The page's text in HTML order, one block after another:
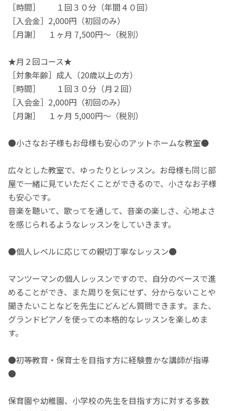
［時間］ １回３０分（年間４０回）
［入会金］2,000円（初回のみ）
［月謝］ １ヶ月 7,500円〜（税別）
★月２回コース★
［対象年齢］成人（20歳以上の方）
［時間］ １回３０分（月２回）
［入会金］2,000円（初回のみ）
［月謝］ １ヶ月 5,000円〜（税別）
●小さなお子様もお母様も安心のアットホームな教室●
広々とした教室で、ゆったりとレッスン。お母様も同じ部
屋で一緒に見ていただくことができるので、小さなお子様
も安心です。
音楽を聴いて、歌ってを通して、音楽の楽しさ、心地よさ
を感じられるようなレッスンをしていきます。
●個人レベルに応じての親切丁寧なレッスン●
マンツーマンの個人レッスンですので、自分のペースで進
めることができ、また周りを気にせず、分からないことや
聞きたいことなどを先生にどんどん質問できます。また、
グランドピアノを使っての本格的なレッスンを楽しめま
す。
●初等教育・保育士を目指す方に経験豊かな講師が指導
●
保育園や幼稚園、小学校の先生を目指す方に対する多数